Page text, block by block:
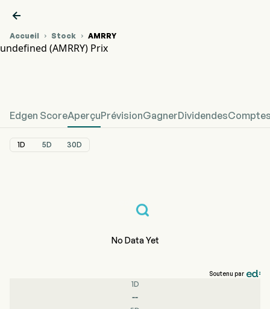

Accueil  Stock  AMRRY
undefined (AMRRY) Prix
Edgen ScoreAperçuPrévisionGagnerDividendes
1D 5D 30D
No Data Yet
Soutenu par
1D
--